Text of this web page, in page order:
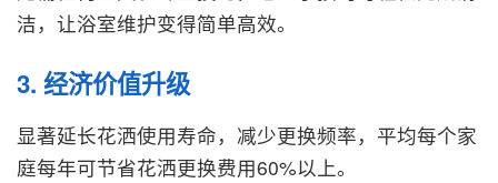
洁，让浴室维护变得简单高效。
3. 经济价值升级
显著延长花洒使用寿命，减少更换频率，平均每个家
庭每年可节省花洒更换费用60%以上。